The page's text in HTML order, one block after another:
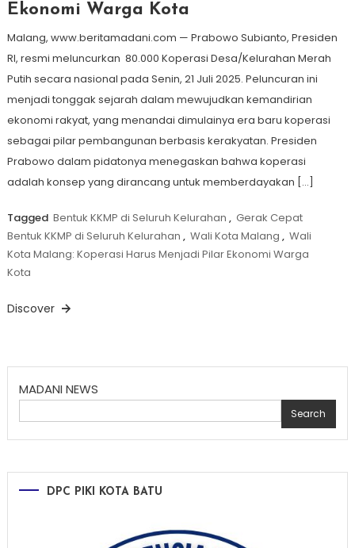
Ekonomi Warga Kota
Malang, www.beritamadani.com — Prabowo Subianto, Presiden
RI, resmi meluncurkan 80.000 Koperasi Desa/Kelurahan Merah
Putih secara nasional pada Senin, 21 Juli 2025. Peluncuran ini
menjadi tonggak sejarah dalam mewujudkan kemandirian
ekonomi rakyat, yang menandai dimulainya era baru koperasi
sebagai pilar pembangunan berbasis kerakyatan. Presiden
Prabowo dalam pidatonya menegaskan bahwa koperasi
adalah konsep yang dirancang untuk memberdayakan […]
Tagged Bentuk KKMP di Seluruh Kelurahan , Gerak Cepat
Bentuk KKMP di Seluruh Kelurahan , Wali Kota Malang , Wali
Kota Malang: Koperasi Harus Menjadi Pilar Ekonomi Warga
Kota
Discover
MADANI NEWS
Search
DPC PIKI KOTA BATU